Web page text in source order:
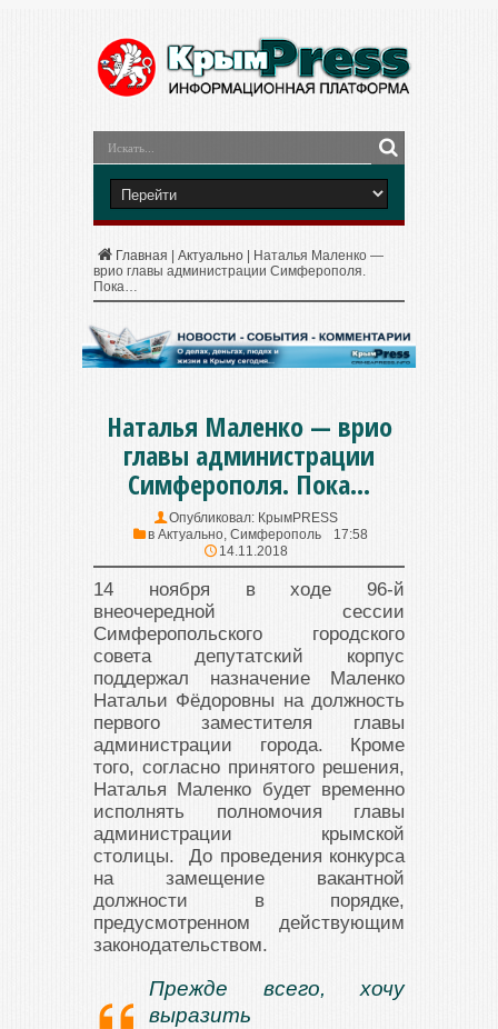
Главная Актуально
Наталья Маленко —
врио главы администрации Симферополя.
Пока…
Наталья Маленко — врио
главы администрации
Симферополя. Пока…
Опубликовал: КрымPRESS
в Актуально, Симферополь
17:58
14.11.2018
14 ноября в ходе 96-й
внеочередной сессии
Симферопольского городского
совета депутатский корпус
поддержал назначение Маленко
Натальи Фёдоровны на должность
первого заместителя главы
администрации города. Кроме
того, согласно принятого решения,
Наталья Маленко будет временно
исполнять полномочия главы
администрации крымской
столицы. До проведения конкурса
на замещение вакантной
должности в порядке,
предусмотренном действующим
законодательством.
Прежде всего, хочу
выразить